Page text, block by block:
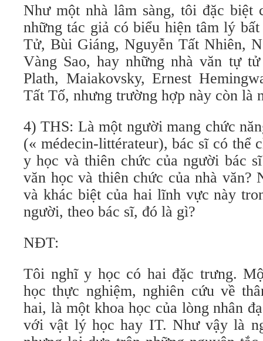
Như một nhà lâm sàng, tôi đặc biệt
những tác giả có biểu hiện tâm lý
Tử, Bùi Giáng, Nguyễn Tất Nhiên,
Vàng Sao, hay những nhà văn tự
Plath, Maiakovsky, Ernest
Tất Tố, nhưng trường hợp này còn là
4) THS: Là một người mang chức
(« médecin-littérateur), bác sĩ có thể
y học và thiên chức của người bác
văn học và thiên chức của nhà văn?
và khác biệt của hai lĩnh vực này
người, theo bác sĩ, đó là gì?
NĐT:
Tôi nghĩ y học có hai đặc trưng.
học thực nghiệm, nghiên cứu về
hai, là một khoa học của lòng nhân
với vật lý học hay IT. Như vậy là